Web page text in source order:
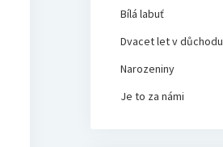
Bílá labuť
Dvacet let v důchodu
Narozeniny
Je to za námi